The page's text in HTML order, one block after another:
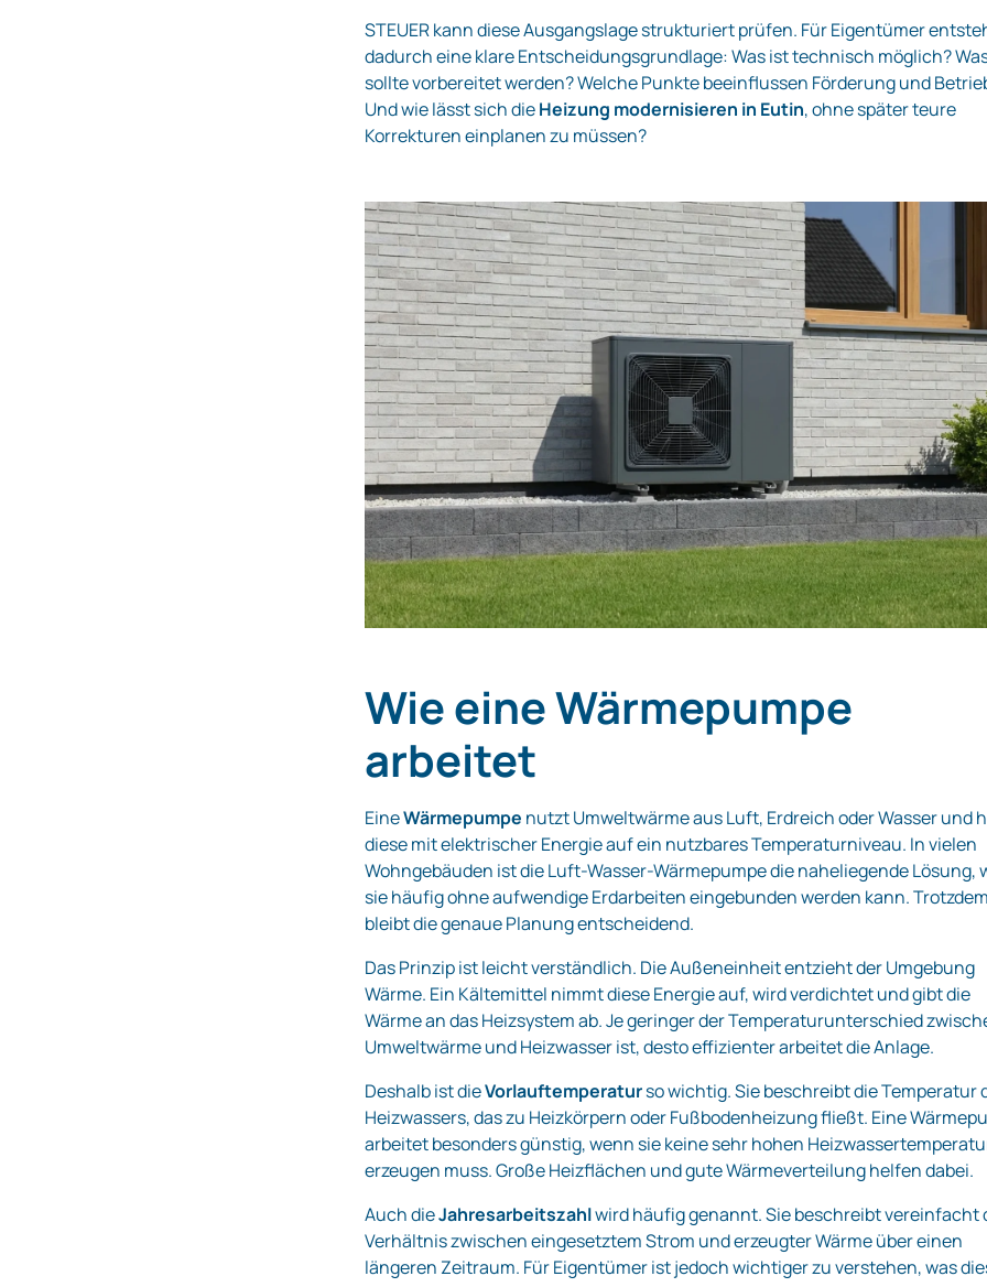
STEUER kann diese Ausgangslage strukturiert prüfen. Für Eigentümer
dadurch eine klare Entscheidungsgrundlage: Was ist technisch möglich?
sollte vorbereitet werden? Welche Punkte beeinflussen Förderung und
Und wie lässt sich dieHeizung modernisieren in Eutin, ohne später teure
Korrekturen einplanen zu müssen?
Wie eine Wärmepumpe
arbeitet
EineWärmepumpe nutzt Umweltwärme aus Luft, Erdreich oder Wasser und
diese mit elektrischer Energie auf ein nutzbares Temperaturniveau. In vielen
Wohngebäuden ist die Luft-Wasser-Wärmepumpe die naheliegende Lösung,
sie häufig ohne aufwendige Erdarbeiten eingebunden werden kann. Trotzdem
bleibt die genaue Planung entscheidend.
Das Prinzip ist leicht verständlich. Die Außeneinheit entzieht der Umgebung
Wärme. Ein Kältemittel nimmt diese Energie auf, wird verdichtet und gibt die
Wärme an das Heizsystem ab. Je geringer der Temperaturunterschied
Umweltwärme und Heizwasser ist, desto effizienter arbeitet die Anlage.
Deshalb ist dieVorlauftemperaturso wichtig. Sie beschreibt die Temperatur
Heizwassers, das zu Heizkörpern oder Fußbodenheizung fließt. Eine
arbeitet besonders günstig, wenn sie keine sehr hohen
erzeugen muss. Große Heizflächen und gute Wärmeverteilung helfen dabei.
Auch dieJahresarbeitszahlwird häufig genannt. Sie beschreibt vereinfacht
Verhältnis zwischen eingesetztem Strom und erzeugter Wärme über einen
längeren Zeitraum. Für Eigentümer ist jedoch wichtiger zu verstehen, was